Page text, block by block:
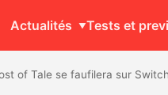
Actualités Tests et
of Tale se faufilera sur